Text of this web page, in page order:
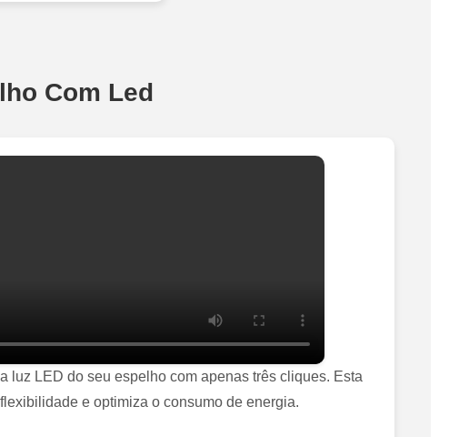
Com Led
luz LED do seu espelho com apenas três cliques. Esta
e optimiza o consumo de energia.